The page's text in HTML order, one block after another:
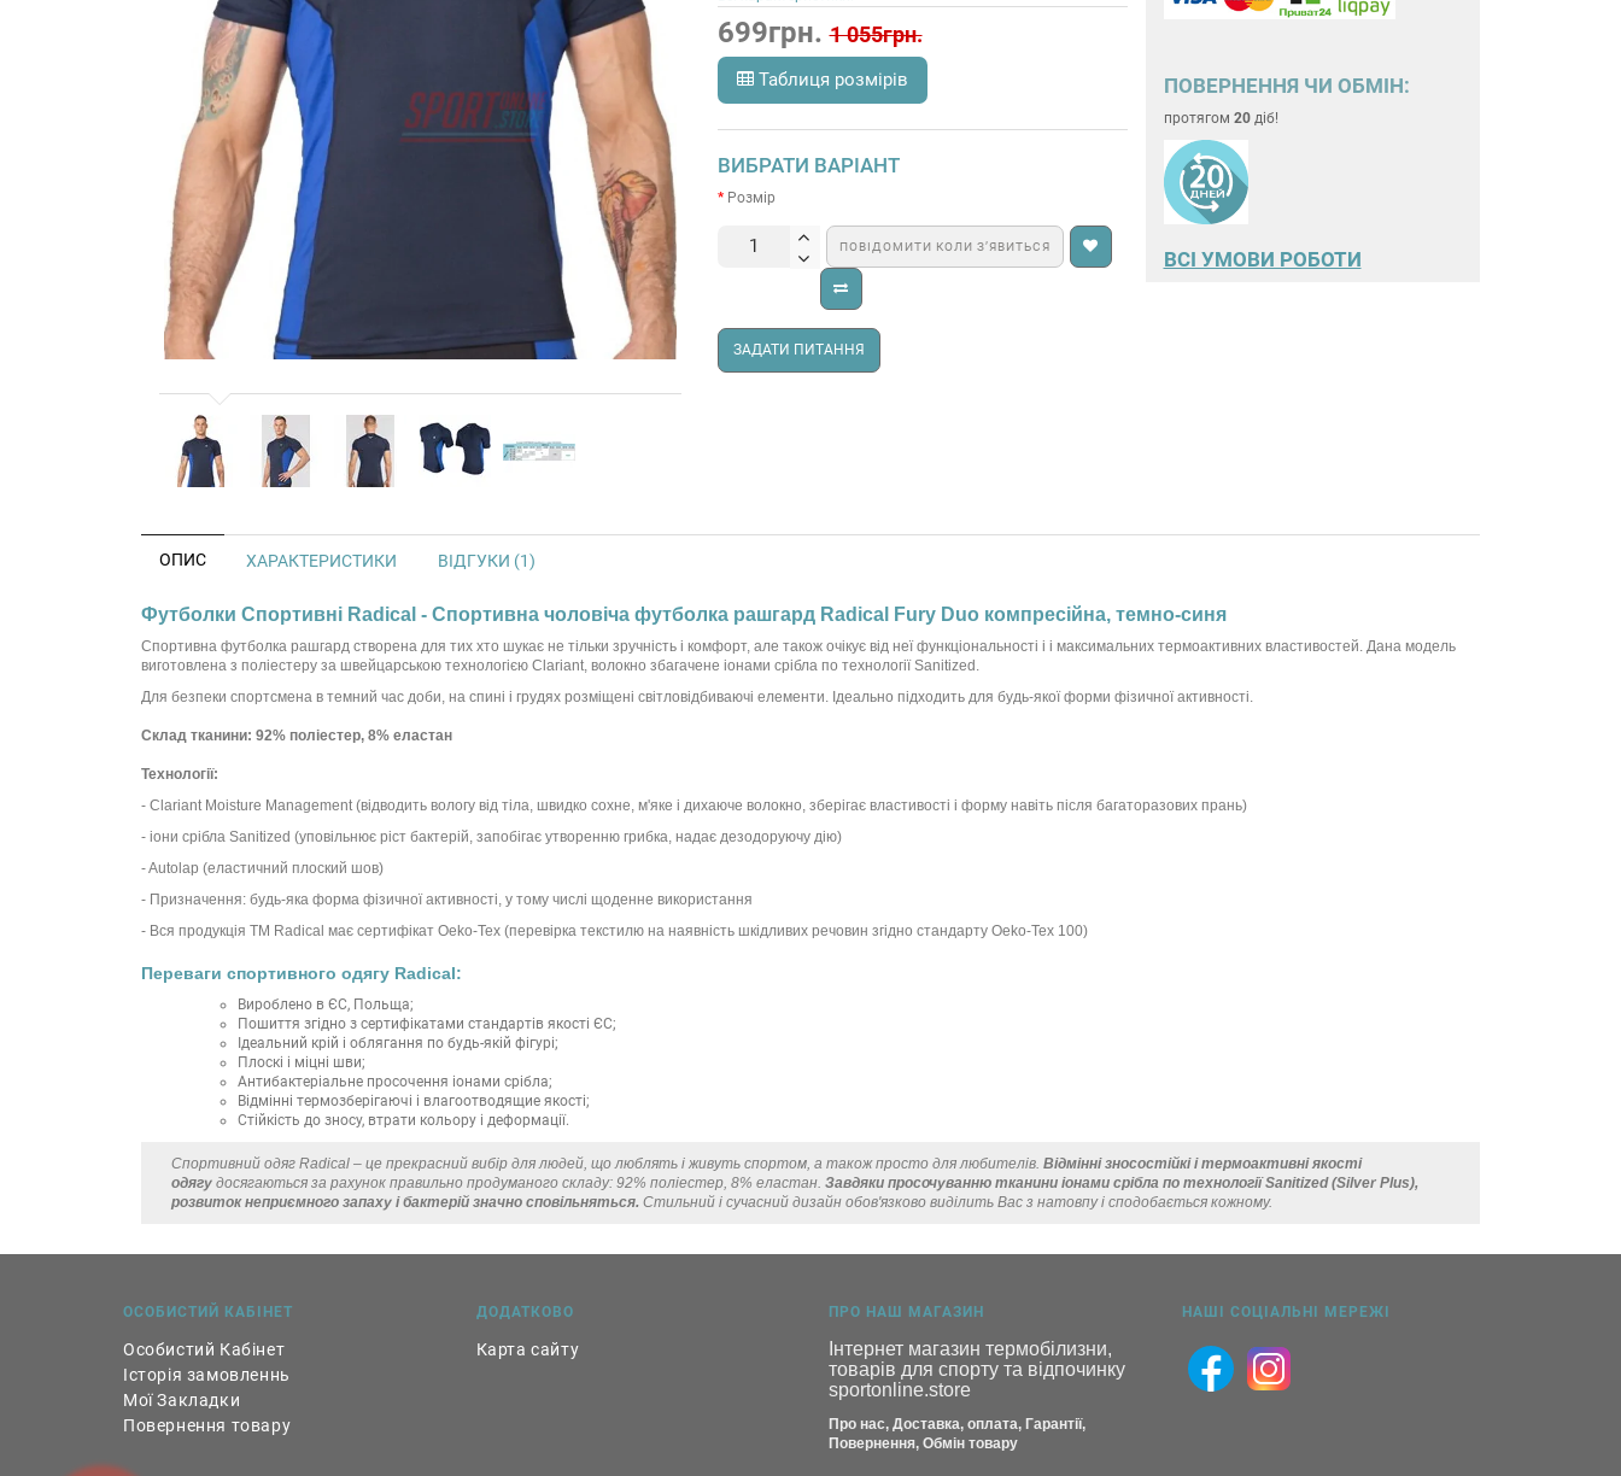
699грн. 1 055грн.
Таблиця розмірів
ВИБРАТИ ВАРІАНТ
Розмір
ПОВІДОМИТИ КОЛИ З’ЯВИТЬСЯ
ЗАДАТИ ПИТАННЯ
ПОВЕРНЕННЯ ЧИ ОБМІН:
протягом 20діб!
ВСІ УМОВИ РОБОТИ
ОПИС ХАРАКТЕРИСТИКИ ВІДГУКИ (1)
Футболки Спортивні Radical - Спортивна чоловіча футболка рашгард Radical Fury Duo компресійна, темно-синя
Спортивна футболка рашгард створена для тих хто шукає не тільки зручність і комфорт, але також очікує від неї функціональності і і максимальних термоактивних властивостей. Дана модель
виготовлена з поліестеру за швейцарською технологією Clariant, волокно збагачене іонами срібла по технології Sanitized.
Для безпеки спортсмена в темний час доби, на спині і грудях розміщені світловідбиваючі елементи. Ідеально підходить для будь-якої форми фізичної активності.
Склад тканини: 92% поліестер, 8% еластан
Технології:
- Clariant Moisture Management (відводить вологу від тіла, швидко сохне, м'яке і дихаюче волокно, зберігає властивості і форму навіть після багаторазових прань)
- іони срібла Sanitized (уповільнює ріст бактерій, запобігає утворенню грибка, надає дезодоруючу дію)
- Autolap (еластичний плоский шов)
- Призначення: будь-яка форма фізичної активності, у тому числі щоденне використання
- Вся продукція ТМ Radical має сертифікат Oeko-Tex (перевірка текстилю на наявність шкідливих речовин згідно стандарту Oeko-Tex 100)
Переваги спортивного одягу Radical:
Вироблено в ЄС, Польща;
Пошиття згідно з сертифікатами стандартів якості ЄС;
Ідеальний крій і облягання по будь-якій фігурі;
Плоскі і міцні шви;
Антибактеріальне просочення іонами срібла;
Відмінні термозберігаючі і влагоотводящие якості;
Стійкість до зносу, втрати кольору і деформації.
Спортивний одяг Radical – це прекрасний вибір для людей, що люблять і живуть спортом, а також просто для любителів. Відмінні зносостійкі і термоактивні якості
одягу досягаються за рахунок правильно продуманого складу: 92% поліестер, 8% еластан. Завдяки просочуванню тканини іонами срібла по технології Sanitized (Silver Plus),
розвиток неприємного запаху і бактерій значно сповільняться. Стильний і сучасний дизайн обов'язково виділить Вас з натовпу і сподобається кожному.
ОСОБИСТИЙ КАБІНЕТ
Особистий Кабінет
Історія замовленнь
Мої Закладки
Повернення товару
ДОДАТКОВО
Карта сайту
ПРО НАШ МАГАЗИН
Інтернет магазин термобілизни,
товарів для спорту та відпочинку
sportonline.store
Про нас, Доставка, оплата, Гарантії,
Повернення, Обмін товару
НАШІ СОЦІАЛЬНІ МЕРЕЖІ